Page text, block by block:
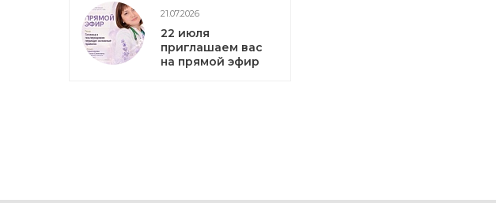
21.07.2026
22 июля
приглашаем вас
на прямой эфир